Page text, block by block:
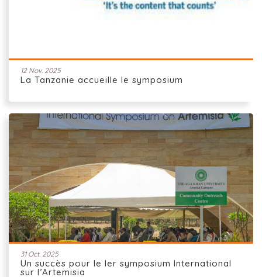
12 Nov. 2025
La Tanzanie accueille le symposium
31 Oct. 2025
Un succès pour le Ier symposium International
sur l’Artemisia